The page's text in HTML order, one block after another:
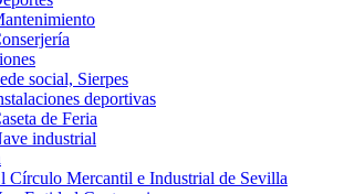
social, Sierpes
deportivas
de Feria
industrial
Círculo Mercantil e Industrial de Sevilla